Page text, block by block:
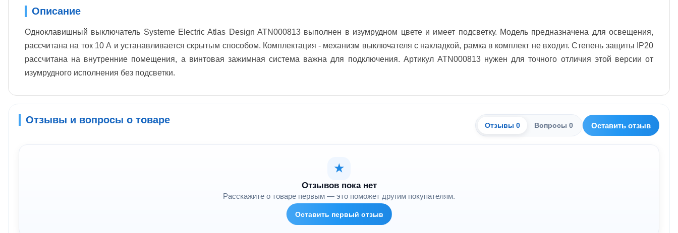
Описание
Одноклавишный выключатель Systeme Electric Atlas Design ATN000813 выполнен в изумрудном цвете и имеет подсветку. Модель предназначена для освещения,
рассчитана на ток 10 А и устанавливается скрытым способом. Комплектация - механизм выключателя с накладкой, рамка в комплект не входит. Степень защиты IP20
рассчитана на внутренние помещения, а винтовая зажимная система важна для подключения. Артикул ATN000813 нужен для точного отличия этой версии от
изумрудного исполнения без подсветки.
Отзывы и вопросы о товаре Отзывы 0 Вопросы 0 Оставить отзыв
★
Отзывов пока нет
Расскажите о товаре первым — это поможет другим покупателям.
Оставить первый отзыв